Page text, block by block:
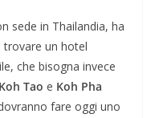
sede in Thailandia, ha
trovare un hotel
che bisogna invece
Koh Tao e Koh Pha
fare oggi uno